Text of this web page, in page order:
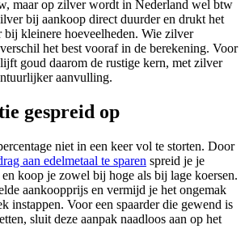
maar op zilver wordt in Nederland wel btw
bij aankoop direct duurder en drukt het
bij kleinere hoeveelheden. Wie zilver
het best vooraf in de berekening. Voor
goud daarom de rustige kern, met zilver
aanvulling.
gespreid op
niet in een keer vol te storten. Door
aan edelmetaal te sparen spreid je je
koop je zowel bij hoge als bij lage koersen.
aankoopprijs en vermijd je het ongemak
instappen. Voor een spaarder die gewend is
sluit deze aanpak naadloos aan op het